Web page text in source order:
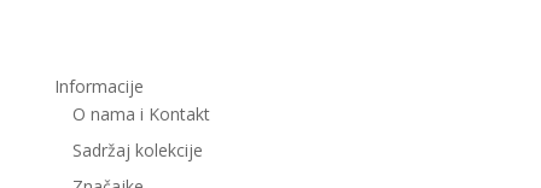
Informacije
O nama i Kontakt
Sadržaj kolekcije